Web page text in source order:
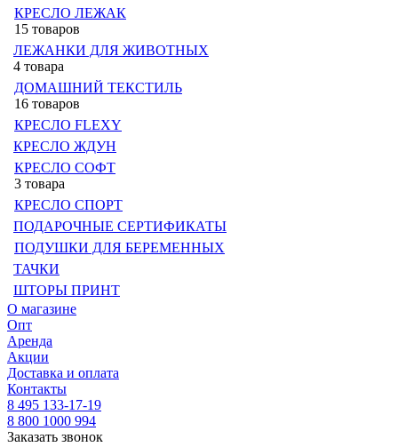
КРЕСЛО ЛЕЖАК
15 товаров
ЛЕЖАНКИ ДЛЯ ЖИВОТНЫХ
4 товара
ДОМАШНИЙ ТЕКСТИЛЬ
16 товаров
КРЕСЛО FLEXY
КРЕСЛО ЖДУН
КРЕСЛО СОФТ
3 товара
КРЕСЛО СПОРТ
ПОДАРОЧНЫЕ СЕРТИФИКАТЫ
ПОДУШКИ ДЛЯ БЕРЕМЕННЫХ
ТАЧКИ
ШТОРЫ ПРИНТ
О магазине
Опт
Аренда
Акции
Доставка и оплата
Контакты
8 495 133-17-19
8 800 1000 994
Заказать звонок